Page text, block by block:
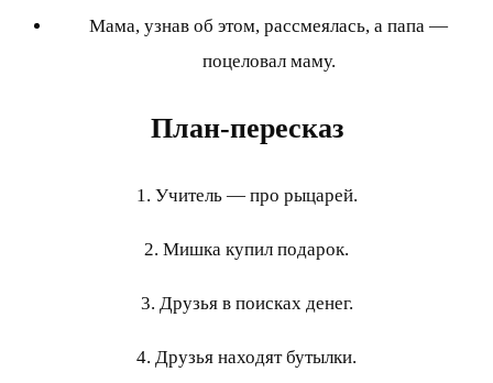
Мама, узнав об этом, рассмеялась, а папа —
поцеловал маму.
План-пересказ
1. Учитель — про рыцарей.
2. Мишка купил подарок.
3. Друзья в поисках денег.
4. Друзья находят бутылки.